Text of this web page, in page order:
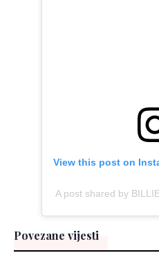
View this post on
A post shared by
Povezane vijesti